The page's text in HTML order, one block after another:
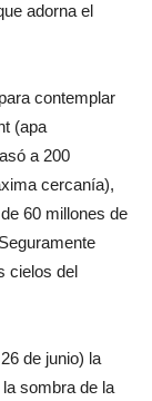
adorna el
contemplar
(apa
a 200
cercanía),
60 millones de
cielos del
de junio) la
sombra de la